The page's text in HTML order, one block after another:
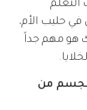
حليب الأم،
هو مهم جداً
من